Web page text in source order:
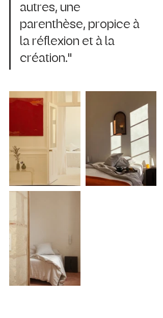
autres, une
parenthèse, propice à
la réflexion et à la
création."